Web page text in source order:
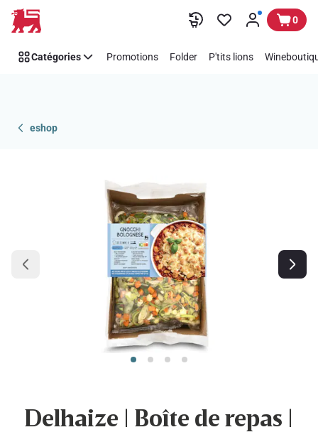
Passer 0
Catégories Promotions Folder P'tits lions
eshop
Delhaize | Boîte de repas |